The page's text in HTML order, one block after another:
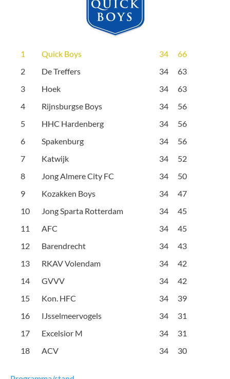
1 Quick Boys 34
66
2
De Treffers 34
63
3
Hoek 34
63
4
Rijnsburgse Boys 34
56
5
HHC Hardenberg 34
56
6
Spakenburg 34
56
7
Katwijk 34
52
8
Jong Almere City FC 34
50
9
Kozakken Boys 34
47
10
Jong Sparta Rotterdam 34
45
11
AFC 34
45
12
Barendrecht 34
43
13
RKAV Volendam 34
42
14
GVVV 34
42
15
Kon. HFC 34
39
16
IJsselmeervogels 34
31
17
Excelsior M 34
31
18
ACV 34 30